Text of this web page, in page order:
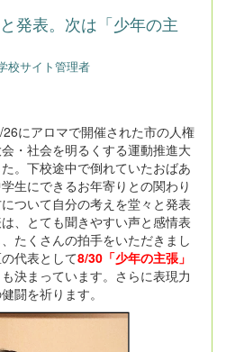
発表。次は「少年の主
校サイト管理者
にアロマで開催された市の人権
・社会を明るくする運動推進大
た。下校途中で倒れていたおばあ
生にできるお年寄りとの関わり
ついて自分の考えを堂々と発表
、とても聞きやすい声と感情表
たくさんの拍手をいただきまし
代表として8/30「少年の主張」
決まっています。さらに表現力
闘を祈ります。